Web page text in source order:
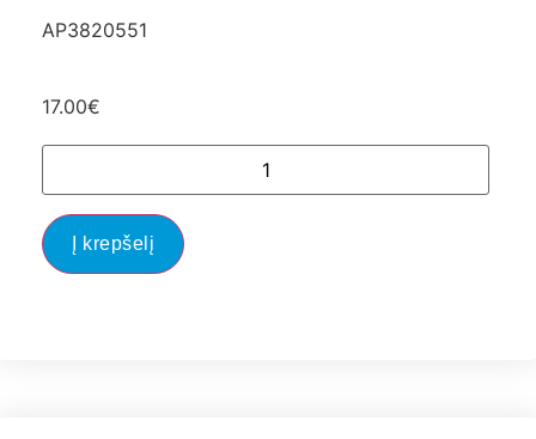
AP3820551
17.00€
Į krepšelį